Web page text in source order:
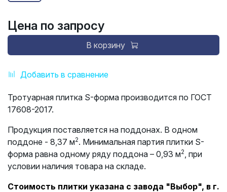
Добавить в сравнение
Цена по запросу
В корзину
Тротуарная плитка S-форма производится по ГОСТ
17608-2017.
Продукция поставляется на поддонах. В одном
поддоне - 8,37 м2. Минимальная партия плитки S-
форма равна одному ряду поддона – 0,93 м2 , при
условии наличия товара на складе.
Стоимость плитки указана с завода "Выбор", в г.